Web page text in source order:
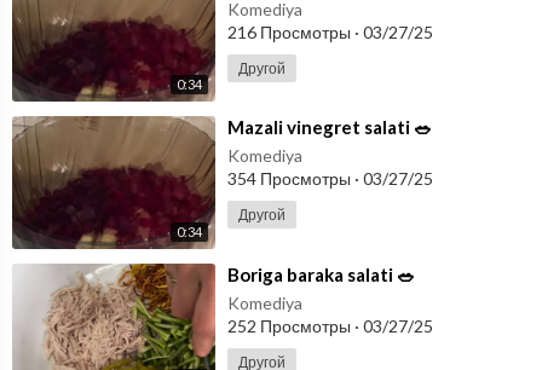
0:34
Komediya
216 Просмотры · 03/27/25
Другой
0:34
⁣Mazali vinegret salati 🥗
Komediya
354 Просмотры · 03/27/25
Другой
⁣Boriga baraka salati 🥗
Komediya
252 Просмотры · 03/27/25
Другой